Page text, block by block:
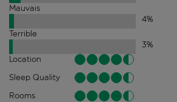
Mauvais
4%
Terrible
3%
Location
Sleep Quality
Rooms